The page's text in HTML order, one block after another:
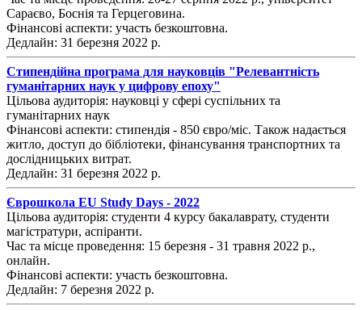
Сараєво, Боснія та Герцеговина.
Фінансові аспекти: участь безкоштовна.
Дедлайн: 31 березня 2022 р.
Стипендійна програма для науковців "Релевантність
гуманітарних наук у цифрову епоху"
Цільова аудиторія: науковці у сфері суспільних та
гуманітарних наук
Фінансові аспекти: стипендія - 850 євро/міс. Також надається
житло, доступ до бібліотеки, фінансування транспортних та
дослідницьких витрат.
Дедлайн: 31 березня 2022 р.
Єврошкола EU Study Days - 2022
Цільова аудиторія: студенти 4 курсу бакалаврату, студенти
магістратури, аспіранти.
Час та місце проведення: 15 березня - 31 травня 2022 р.,
онлайн.
Фінансові аспекти: участь безкоштовна.
Дедлайн: 7 березня 2022 р.